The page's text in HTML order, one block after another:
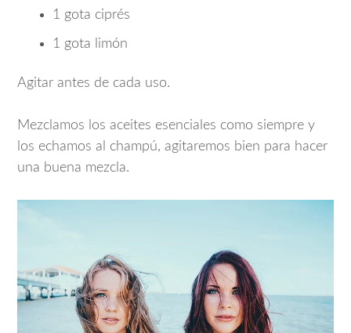
1 gota ciprés
1 gota limón
Agitar antes de cada uso.
Mezclamos los aceites esenciales como siempre y
los echamos al champú, agitaremos bien para hacer
una buena mezcla.